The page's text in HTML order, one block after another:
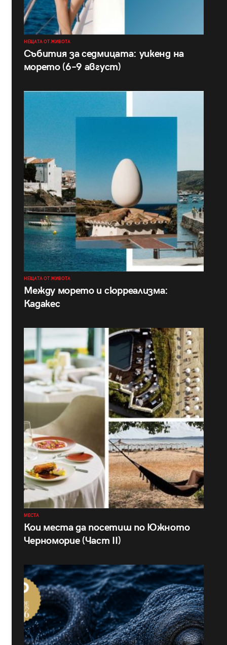
НЕЩАТА ОТ ЖИВОТА
Събития за седмицата: уикенд на
морето (6–9 август)
НЕЩАТА ОТ ЖИВОТА
Между морето и сюрреализма:
Кадакес
МЕСТА
Кои места да посетиш по Южното
Черноморие (Част II)